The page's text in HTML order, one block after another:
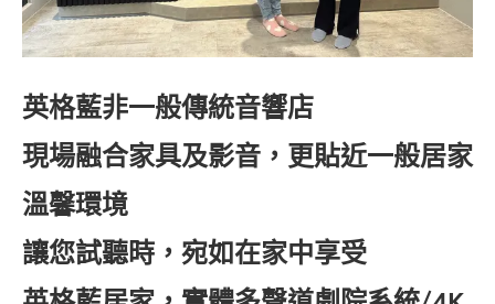
英格藍非一般傳統音響店
現場融合家具及影音，更貼近一般居家
溫馨環境
讓您試聽時，宛如在家中享受